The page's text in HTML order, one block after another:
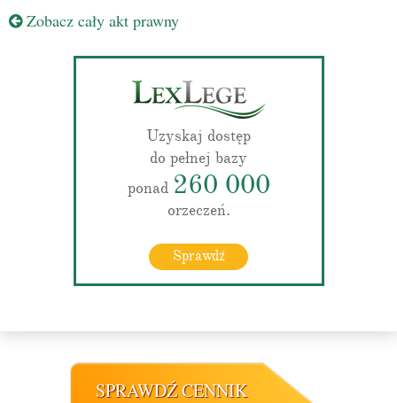
Zobacz cały akt prawny
Uzyskaj dostęp
do pełnej bazy
ponad 260 000
orzeczeń.
Sprawdź
SPRAWDŹ CENNIK